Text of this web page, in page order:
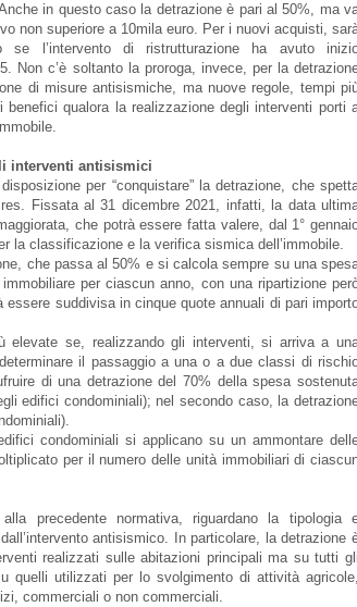
in questo caso la detrazione è pari al 50%, ma
non superiore a 10mila euro. Per i nuovi acquisti,
se l’intervento di ristrutturazione ha avuto
Non c’è soltanto la proroga, invece, per la
di misure antisismiche, ma nuove regole, tempi
qualora la realizzazione degli interventi porti
interventi antisismici
per “conquistare” la detrazione, che
Fissata al 31 dicembre 2021, infatti, la data
che potrà essere fatta valere, dal 1°
la classificazione e la verifica sismica dell’immobile.
che passa al 50% e si calcola sempre su una
per ciascun anno, con una ripartizione
suddivisa in cinque quote annuali di pari
elevate se, realizzando gli interventi, si arriva a
il passaggio a una o a due classi di
di una detrazione del 70% della spesa
edifici condominiali); nel secondo caso, la
condominiali si applicano su un ammontare
per il numero delle unità immobiliari di
precedente normativa, riguardano la tipologia
antisismico. In particolare, la detrazione
realizzati sulle abitazioni principali ma su tutti gli
quelli utilizzati per lo svolgimento di attività agricole,
commerciali o non commerciali.